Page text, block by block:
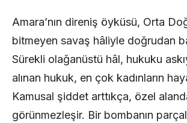
Amara’nın direniş öyküsü, Orta
bitmeyen savaş hâliyle doğrudan
Sürekli olağanüstü hâl, hukuku
alınan hukuk, en çok kadınların
Kamusal şiddet arttıkça, özel
görünmezleşir. Bir bombanın